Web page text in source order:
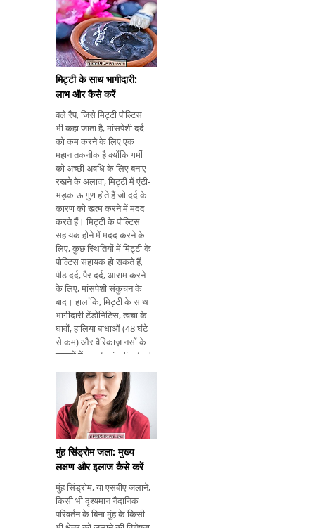
कारण और गंभीरता के अनुसार
किया जाता है, और सर्जरी या
दवाइयों के उपयोग को
प्रोक्टोलॉजिस्
मिट्टी के साथ भागीदारी:
लाभ और कैसे करें
क्ले रैप, जिसे मिट्टी पोल्टिस
भी कहा जाता है, मांसपेशी दर्द
को कम करने के लिए एक
महान तकनीक है क्योंकि गर्मी
को अच्छी अवधि के लिए बनाए
रखने के अलावा, मिट्टी में एंटी-
भड़काऊ गुण होते हैं जो दर्द के
कारण को खत्म करने में मदद
करते हैं। मिट्टी के पोल्टिस
सहायक होने में मदद करने के
लिए, कुछ स्थितियों में मिट्टी के
पोल्टिस सहायक हो सकते हैं,
पीठ दर्द, पैर दर्द, आराम करने
के लिए, मांसपेशी संकुचन के
बाद। हालांकि, मिट्टी के साथ
भागीदारी टेंडोनिटिस, त्वचा के
घावों, हालिया बाधाओं (48 घंटे
से कम) और वैरिकाज़ नसों के
मामलों में contraindicated
बनावट पीठ में मिट्टी के साथ
भागीदारी म
मुंह सिंड्रोम जला: मुख्य
लक्षण और इलाज कैसे करें
मुंह सिंड्रोम, या एसबीए जलाने,
किसी भी दृश्यमान नैदानिक ​​
परिवर्तन के बिना मुंह के किसी